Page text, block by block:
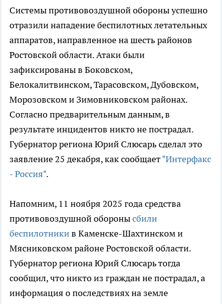
Системы противовоздушной обороны успешно
отразили нападение беспилотных летательных
аппаратов, направленное на шесть районов
Ростовской области. Атаки были
зафиксированы в Боковском,
Белокалитвинском, Тарасовском, Дубовском,
Морозовском и Зимовниковском районах.
Согласно предварительным данным, в
результате инцидентов никто не пострадал.
Губернатор региона Юрий Слюсарь сделал это
заявление 25 декабря, как сообщает"Интерфакс
- Россия".
Напомним, 11 ноября 2025 года средства
противовоздушной оборонысбили
беспилотникив Каменске-Шахтинском и
Мясниковском районе Ростовской области.
Губернатор региона Юрий Слюсарь тогда
сообщил, что никто из граждан не пострадал, а
информация о последствиях на земле